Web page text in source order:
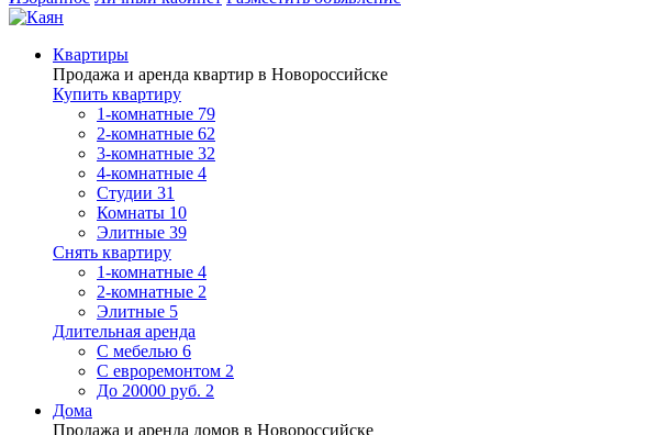
Квартиры
Продажа и аренда квартир в Новороссийске
Купить квартиру
1-комнатные 79
2-комнатные 62
3-комнатные 32
4-комнатные 4
Студии 31
Комнаты 10
Элитные 39
Снять квартиру
1-комнатные 4
2-комнатные 2
Элитные 5
Длительная аренда
С мебелью 6
С евроремонтом 2
До 20000 руб. 2
Дома
Продажа и аренда домов в Новороссийске